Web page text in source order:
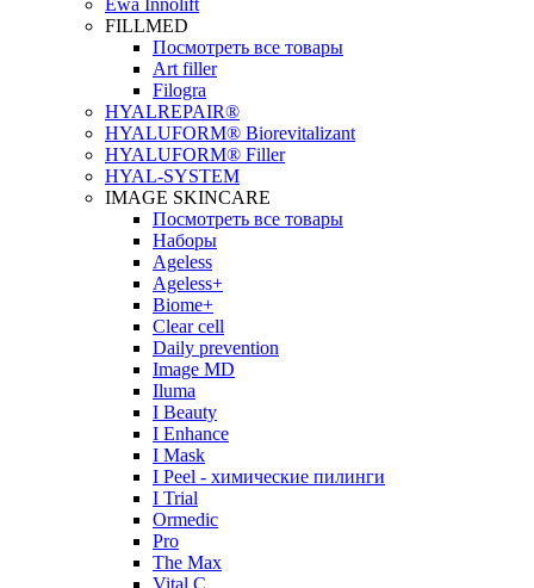
Ewa Innolift
FILLMED
Посмотреть все товары
Art filler
Filogra
НYALREPAIR®
HYALUFORM® Biorevitalizant
HYALUFORM® Filler
HYAL-SYSTEM
IMAGE SKINCARE
Посмотреть все товары
Наборы
Ageless
Ageless+
Biome+
Clear cell
Daily prevention
Image MD
Iluma
I Beauty
I Enhance
I Mask
I Peel - химические пилинги
I Trial
Ormedic
Pro
The Max
Vital C